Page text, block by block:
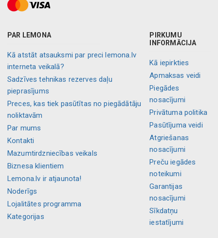
PAR LEMONA
Kā atstāt atsauksmi par preci lemona.lv
interneta veikalā?
Sadzīves tehnikas rezerves daļu
pieprasījums
Preces, kas tiek pasūtītas no piegādātāju
noliktavām
Par mums
Kontakti
Mazumtirdzniecības veikals
Biznesa klientiem
Lemona.lv ir atjaunota!
Noderīgs
Lojalitātes programma
Kategorijas
PIRKUMU
INFORMĀCIJA
Kā iepirkties
Apmaksas veidi
Piegādes
nosacījumi
Privātuma politika
Pasūtījuma veidi
Atgriešanas
nosacījumi
Preču iegādes
noteikumi
Garantijas
nosacījumi
Sīkdatņu
iestatījumi